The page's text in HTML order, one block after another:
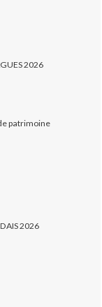
2026
patrimoine
2026